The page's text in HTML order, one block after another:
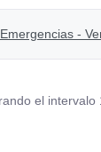
-
el intervalo